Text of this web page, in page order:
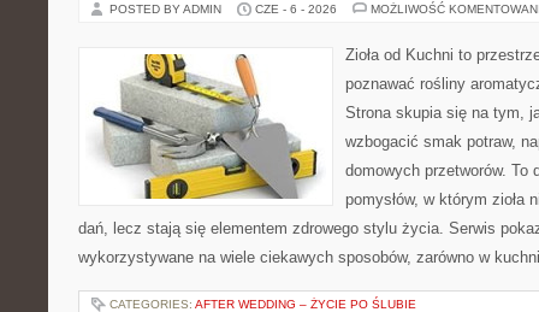
POSTED BY ADMIN CZE - 6 - 2026 MOŻLIWOŚĆ
Zioła od Kuchni to
poznawać rośliny
Strona skupia się na tym,
wzbogacić smak potraw,
domowych przetworów. To
pomysłów, w którym zioła
dań, lecz stają się elementem zdrowego stylu życia. Serwis
wykorzystywane na wiele ciekawych sposobów, zarówno w
CATEGORIES: AFTER WEDDING – ŻYCIE PO ŚLUBIE